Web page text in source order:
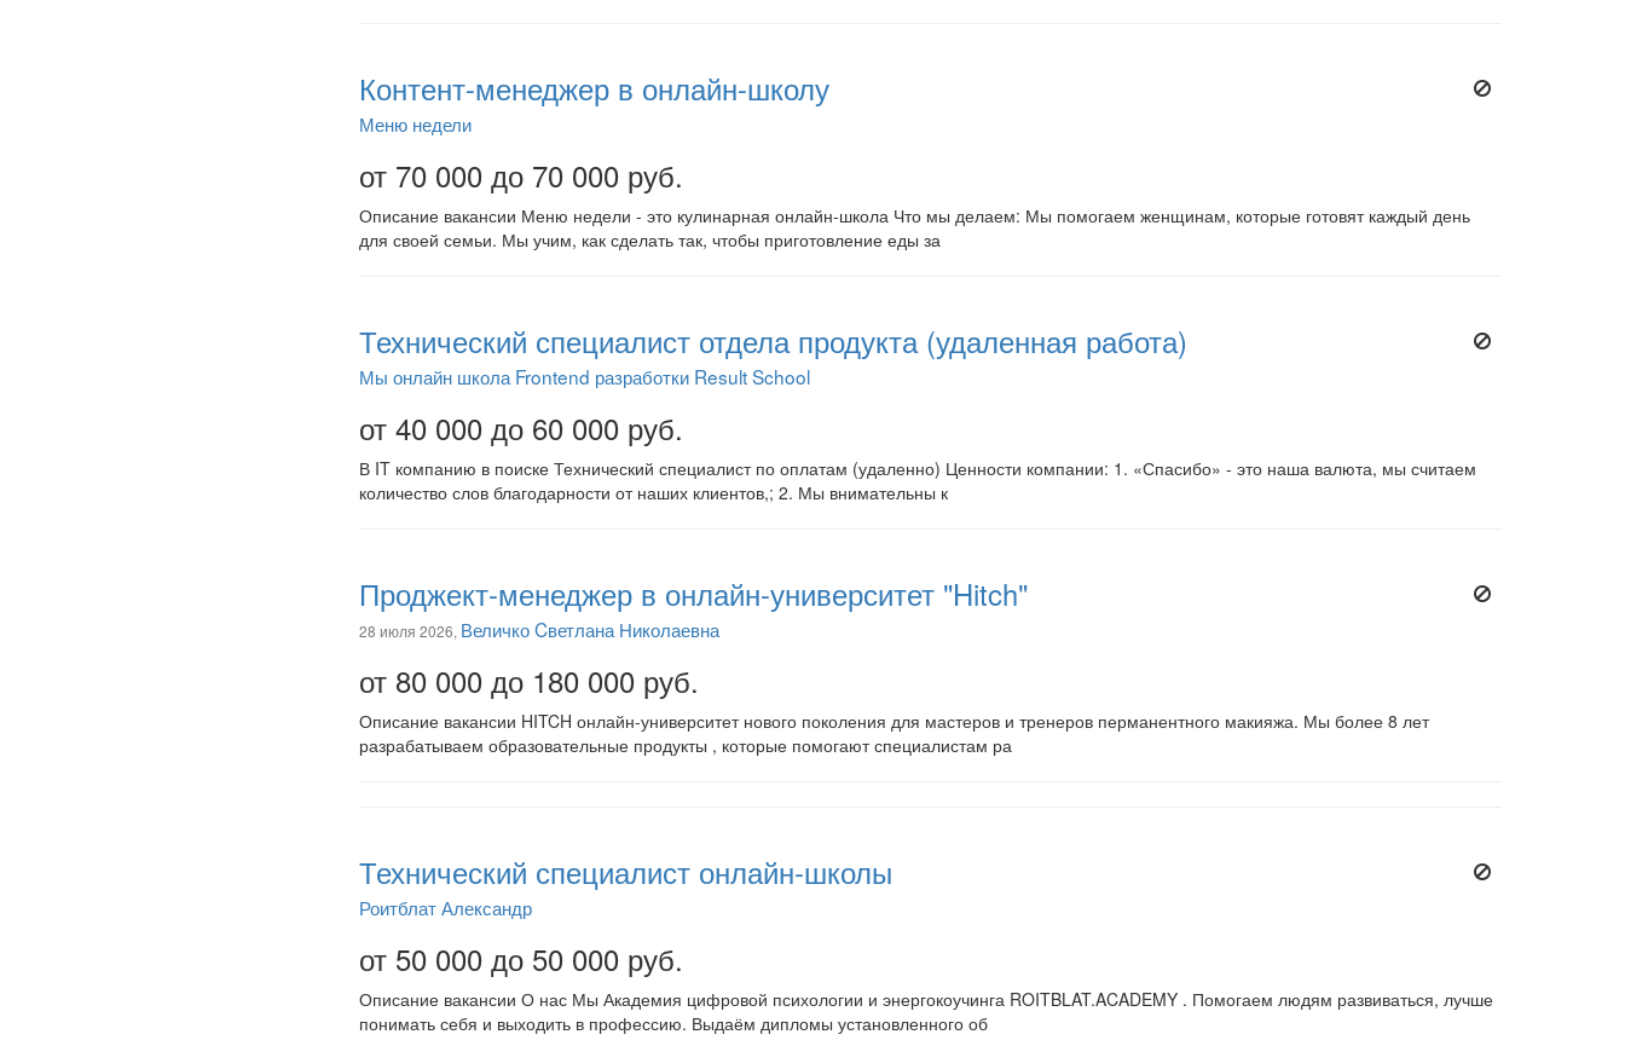
Контент-менеджер в онлайн-школу
Меню недели
от 70 000 до 70 000 руб.
Описание вакансии Меню недели - это кулинарная онлайн-школа Что мы делаем: Мы помогаем женщинам, которые готовят каждый день
для своей семьи. Мы учим, как сделать так, чтобы приготовление еды за
Технический специалист отдела продукта (удаленная работа)
Мы онлайн школа Frontend разработки Result School
от 40 000 до 60 000 руб.
В IT компанию в поиске Технический специалист по оплатам (удаленно) Ценности компании: 1. «Спасибо» - это наша валюта, мы считаем
количество слов благодарности от наших клиентов,; 2. Мы внимательны к
Проджект-менеджер в онлайн-университет "Hitch"
28 июля 2026, Величко Cветлана Николаевна
от 80 000 до 180 000 руб.
Описание вакансии HITCH онлайн-университет нового поколения для мастеров и тренеров перманентного макияжа. Мы более 8 лет
разрабатываем образовательные продукты , которые помогают специалистам ра
Технический специалист онлайн-школы
Роитблат Александр
от 50 000 до 50 000 руб.
Описание вакансии О нас Мы Академия цифровой психологии и энергокоучинга ROITBLAT.ACADEMY . Помогаем людям развиваться, лучше
понимать себя и выходить в профессию. Выдаём дипломы установленного об